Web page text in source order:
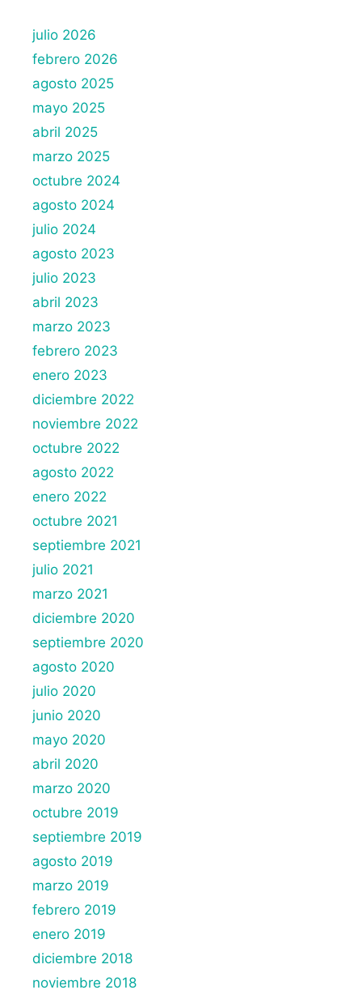
julio 2026
febrero 2026
agosto 2025
mayo 2025
abril 2025
marzo 2025
octubre 2024
agosto 2024
julio 2024
agosto 2023
julio 2023
abril 2023
marzo 2023
febrero 2023
enero 2023
diciembre 2022
noviembre 2022
octubre 2022
agosto 2022
enero 2022
octubre 2021
septiembre 2021
julio 2021
marzo 2021
diciembre 2020
septiembre 2020
agosto 2020
julio 2020
junio 2020
mayo 2020
abril 2020
marzo 2020
octubre 2019
septiembre 2019
agosto 2019
marzo 2019
febrero 2019
enero 2019
diciembre 2018
noviembre 2018